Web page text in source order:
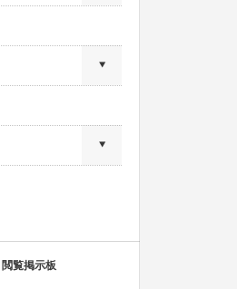
覧掲示板